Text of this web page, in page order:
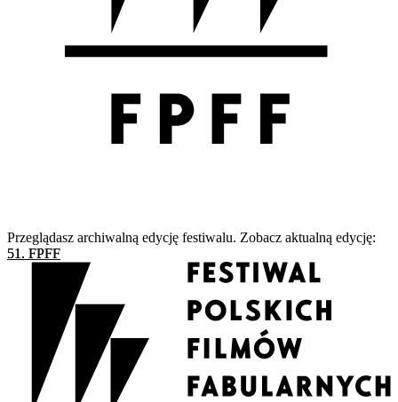
Przeglądasz archiwalną edycję festiwalu. Zobacz aktualną edycję:
51. FPFF